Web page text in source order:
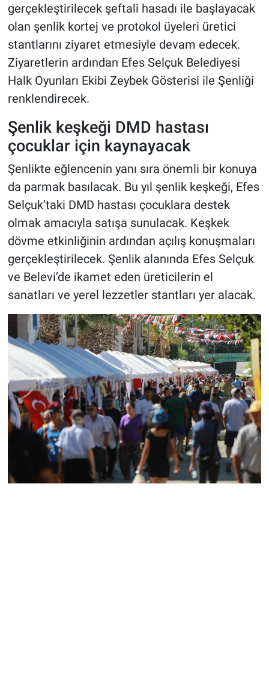
gerçekleştirilecek şeftali hasadı ile başlayacak
olan şenlik kortej ve protokol üyeleri üretici
stantlarını ziyaret etmesiyle devam edecek.
Ziyaretlerin ardından Efes Selçuk Belediyesi
Halk Oyunları Ekibi Zeybek Gösterisi ile Şenliği
renklendirecek.
Şenlik keşkeği DMD hastası
çocuklar için kaynayacak
Şenlikte eğlencenin yanı sıra önemli bir konuya
da parmak basılacak. Bu yıl şenlik keşkeği, Efes
Selçuk’taki DMD hastası çocuklara destek
olmak amacıyla satışa sunulacak. Keşkek
dövme etkinliğinin ardından açılış konuşmaları
gerçekleştirilecek. Şenlik alanında Efes Selçuk
ve Belevi’de ikamet eden üreticilerin el
sanatları ve yerel lezzetler stantları yer alacak.